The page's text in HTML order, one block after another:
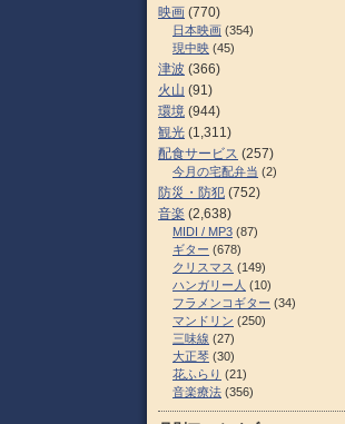
映画 (770)
日本映画 (354)
現中映 (45)
津波 (366)
火山 (91)
環境 (944)
観光 (1,311)
配食サービス (257)
今月の宅配弁当 (2)
防災・防犯 (752)
音楽 (2,638)
MIDI / MP3 (87)
ギター (678)
クリスマス (149)
ハンガリー人 (10)
フラメンコギター (34)
マンドリン (250)
三味線 (27)
大正琴 (30)
花ふらり (21)
音楽療法 (356)